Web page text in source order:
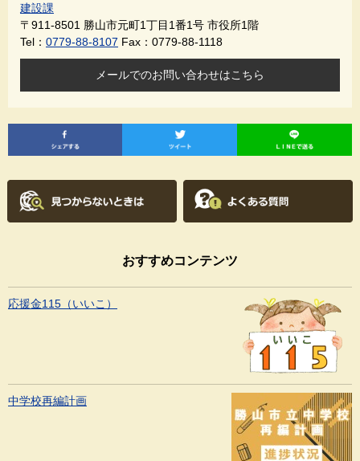
建設課
〒911-8501 勝山市元町1丁目1番1号 市役所1階
Tel： 0779-88-8107 Fax：0779-88-1118
メールでのお問い合わせはこちら
おすすめコンテンツ
応援金115（いいこ）
中学校再編計画